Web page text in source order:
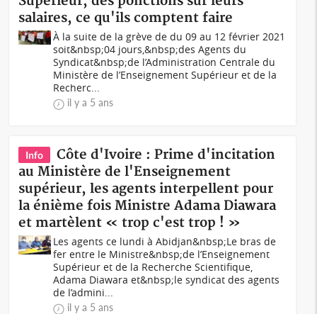
salaires, ce qu'ils comptent faire
À la suite de la grève de du 09 au 12 février 2021
soit&nbsp;04 jours,&nbsp;des Agents du
Syndicat&nbsp;de l’Administration Centrale du
Ministère de l’Enseignement Supérieur et de la
Recherc...
il y a 5 ans
Info
Côte d'Ivoire : Prime d'incitation
au Ministère de l'Enseignement
supérieur, les agents interpellent pour
la énième fois Ministre Adama Diawara
et martèlent « trop c'est trop ! »
Les agents ce lundi à Abidjan&nbsp;Le bras de
fer entre le Ministre&nbsp;de l’Enseignement
Supérieur et de la Recherche Scientifique,
Adama Diawara et&nbsp;le syndicat des agents
de l’admini...
il y a 5 ans